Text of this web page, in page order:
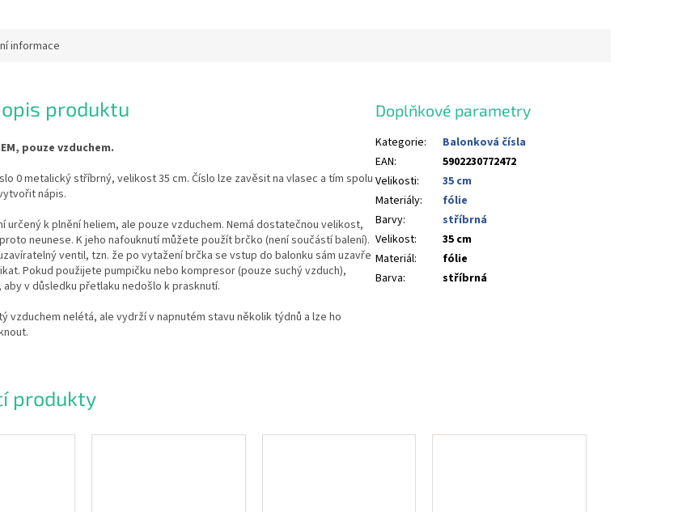
produkty
informace
produktu
pouze vzduchem.
0 metalický stříbrný, velikost 35 cm. Číslo lze zavěsit na vlasec a tím spolu
nápis.
určený k plnění heliem, ale pouze vzduchem. Nemá dostatečnou velikost,
neunese. K jeho nafouknutí můžete použít brčko (není součástí balení).
ventil, tzn. že po vytažení brčka se vstup do balonku sám uzavře
Pokud použijete pumpičku nebo kompresor (pouze suchý vzduch),
v důsledku přetlaku nedošlo k prasknutí.
vzduchem nelétá, ale vydrží v napnutém stavu několik týdnů a lze ho
Doplňkové parametry
Kategorie:
Balonková čísla
EAN:
5902230772472
Velikosti:
35 cm
Materiály:
fólie
Barvy:
stříbrná
Velikost:
35 cm
Materiál:
fólie
Barva: stříbrná